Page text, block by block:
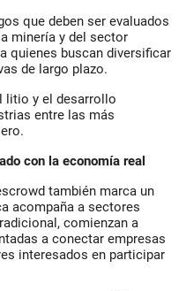
que deben ser evaluados
minería y del sector
quienes buscan diversificar
de largo plazo.
litio y el desarrollo
entre las más
con la economía real
también marca un
acompaña a sectores
comienzan a
a conectar empresas
interesados en participar